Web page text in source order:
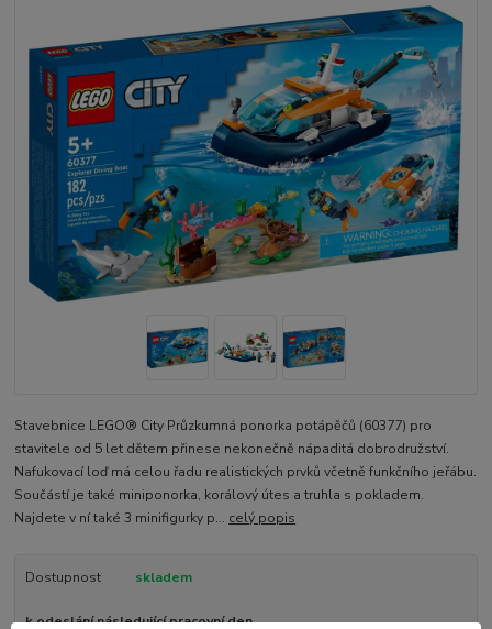
Stavebnice LEGO® City Průzkumná ponorka potápěčů (60377) pro
stavitele od 5 let dětem přinese nekonečně nápaditá dobrodružství.
Nafukovací loď má celou řadu realistických prvků včetně funkčního jeřábu.
Součástí je také miniponorka, korálový útes a truhla s pokladem.
Najdete v ní také 3 minifigurky p... celý popis
Dostupnost skladem
k odeslání následující pracovní den